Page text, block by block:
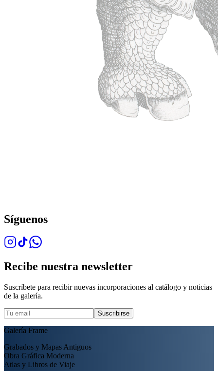
Síguenos
Recibe nuestra newsletter
Suscríbete para recibir nuevas incorporaciones al catálogo y noticias
de la galería.
Suscribirse
Galería Frame
Grabados y Mapas Antiguos
Obra Gráfica Moderna
Atlas y Libros de Viaje